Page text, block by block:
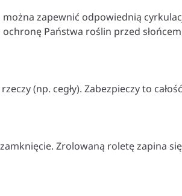
zapewnić odpowiednią
Państwa roślin przed
(np. cegły). Zabezpieczy to
Zrolowaną roletę zapina